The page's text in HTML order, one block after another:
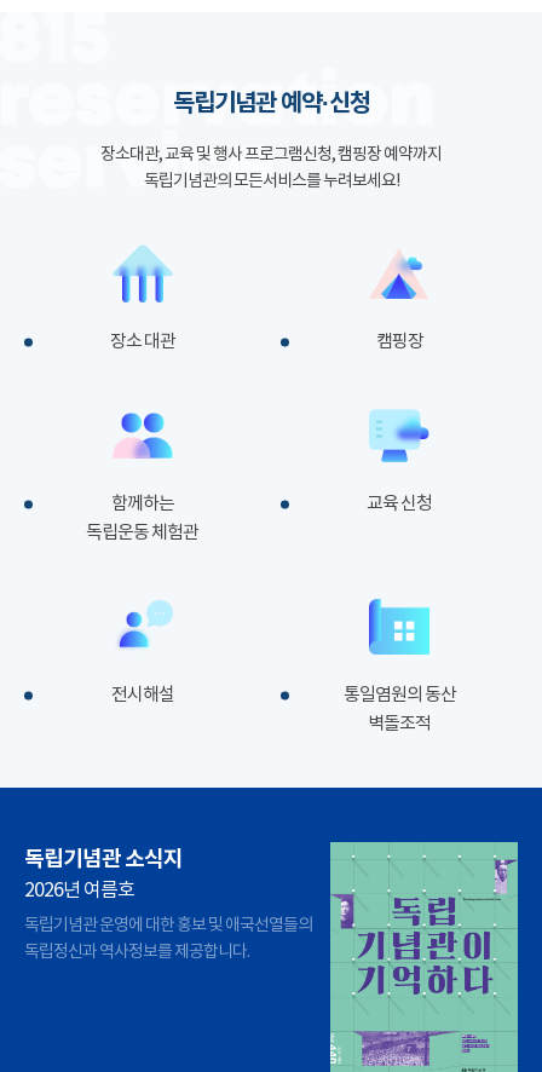
독립기념관 예약·신청
장소대관, 교육 및 행사 프로그램신청, 캠핑장 예약까지
독립기념관의 모든서비스를 누려보세요!
장소 대관 캠핑장
함께하는
독립운동 체험관
교육 신청
전시해설
통일염원의 동산
벽돌조적
독립기념관 소식지
2026년 여름호
독립기념관 운영에 대한 홍보 및 애국선열들의
독립정신과 역사정보를 제공합니다.